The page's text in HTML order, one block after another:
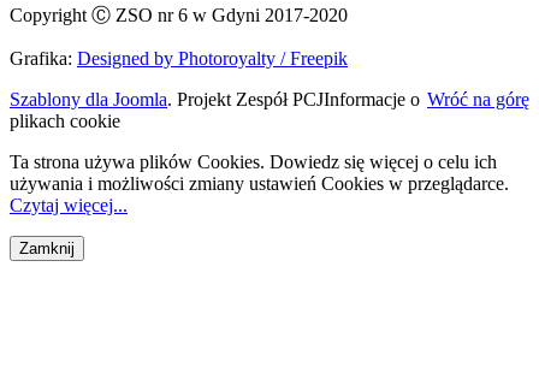
Copyright Ⓒ ZSO nr 6 w Gdyni 2017-2020
Grafika: Designed by Photoroyalty / Freepik
Szablony dla Joomla. Projekt Zespół PCJ Wróć na górę
Informacje o
plikach cookie
Ta strona używa plików Cookies. Dowiedz się więcej o celu ich
używania i możliwości zmiany ustawień Cookies w przeglądarce.
Czytaj więcej...